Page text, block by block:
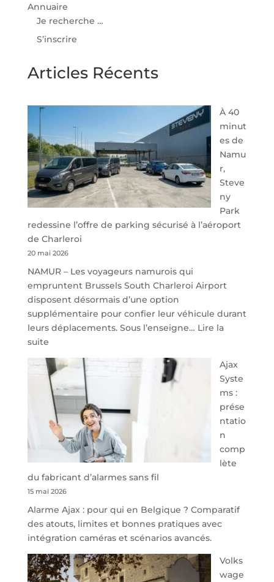
Annuaire
Je recherche …
S’inscrire
Articles Récents
À 40
minut
es de
Namu
r,
Steve
ny
Park
redessine l’offre de parking sécurisé à l’aéroport
de Charleroi
20 mai 2026
NAMUR – Les voyageurs namurois qui
empruntent Brussels South Charleroi Airport
disposent désormais d’une option
supplémentaire pour confier leur véhicule durant
leurs déplacements. Sous l’enseigne… Lire la
suite:
À
40
minutes
de
Namur,
Steveny
Park
redessine
de
parking
sécurisé
à
l’aéroport
de
Charleroi
Ajax
Syste
ms :
prése
ntatio
n
comp
lète
du fabricant d’alarmes sans fil
15 mai 2026
Alarme Ajax : pour qui en Belgique ? Comparatif
des atouts, limites et bonnes pratiques avec
intégration caméras et scénarios avancés.
Volks
wage